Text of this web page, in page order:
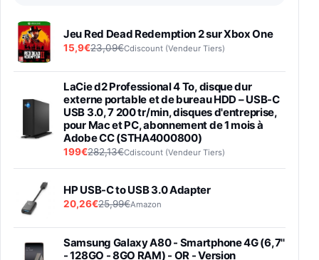
Jeu Red Dead Redemption 2 sur Xbox One
15,9€23,09€Cdiscount (Vendeur Tiers)
LaCie d2 Professional 4 To, disque dur
externe portable et de bureau HDD – USB-C
USB 3.0, 7 200 tr/min, disques d'entreprise,
pour Mac et PC, abonnement de 1 mois à
Adobe CC (STHA4000800)
199€282,13€Cdiscount (Vendeur Tiers)
HP USB-C to USB 3.0 Adapter
20,26€25,99€Amazon
Samsung Galaxy A80 - Smartphone 4G (6,7''
- 128GO - 8GO RAM) - OR - Version